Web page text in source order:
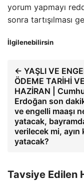
yorum yapmayı
sonra tartışılması
İlgilenebilirsin
← YAŞLI VE
ÖDEME TARİHİ
HAZİRAN |
Erdoğan son
ve engelli maaşı
yatacak,
verilecek mi, ayın
yatacak?
Tavsiye Edilen